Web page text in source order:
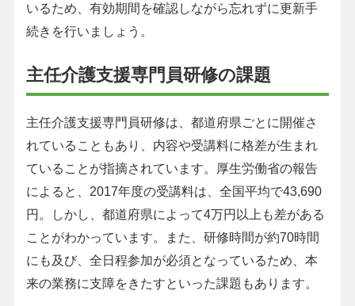
いるため、有効期間を確認しながら忘れずに更新手
続きを行いましょう。
主任介護支援専門員研修の課題
主任介護支援専門員研修は、都道府県ごとに開催さ
れていることもあり、内容や受講料に格差が生まれ
ていることが指摘されています。厚生労働省の報告
によると、2017年度の受講料は、全国平均で43,690
円。しかし、都道府県によって4万円以上も差がある
ことがわかっています。また、研修時間が約70時間
にも及び、全日程参加が必須となっているため、本
来の業務に支障をきたすといった課題もあります。